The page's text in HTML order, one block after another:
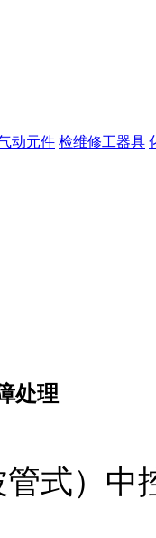
动元件 检维修工器具
处理
式）中